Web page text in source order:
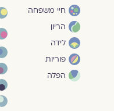
חיי משפחה
הריון
לידה
פוריות
הפלה